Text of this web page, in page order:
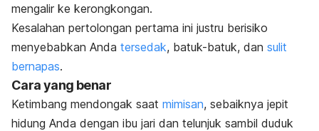
mengalir ke kerongkongan.
Kesalahan pertolongan pertama ini justru berisiko
menyebabkan Anda tersedak, batuk-batuk, dan sulit
bernapas.
Cara yang benar
Ketimbang mendongak saat mimisan, sebaiknya jepit
hidung Anda dengan ibu jari dan telunjuk sambil duduk